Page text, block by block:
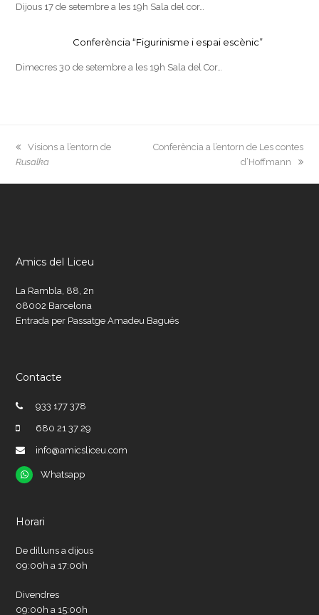
Dijous 17 de setembre a les 19h Sala del cor…
Conferència “Figurinisme i espai escènic”
Dimecres 30 de setembre a les 19h Sala del Cor…
previous
post:
Visions a l’entorn de
Rusalka
next
Conferència a l’entorn de Les contes
d’Hoffmann
Amics del Liceu
La Rambla, 88, 2n
08002 Barcelona
Entrada per Passatge Amadeu Bagués
Contacte
933 177 378
680 21 37 29
info@amicsliceu.com
Whatsapp
Whatsapp
Horari
De dilluns a dijous
09:00h a 17:00h
Divendres
09:00h a 15:00h